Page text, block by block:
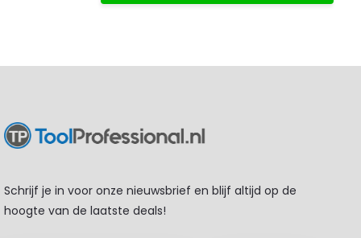
Schrijf je in voor onze nieuwsbrief en blijf altijd op de
hoogte van de laatste deals!